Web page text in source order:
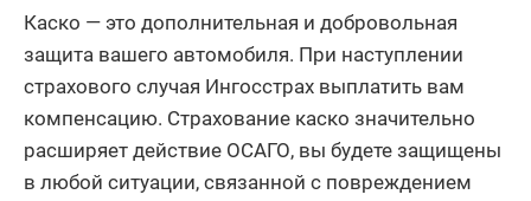
Каско — это дополнительная и добровольная
защита вашего автомобиля. При наступлении
страхового случая Ингосстрах выплатить вам
компенсацию. Страхование каско значительно
расширяет действие ОСАГО, вы будете защищены
в любой ситуации, связанной с повреждением